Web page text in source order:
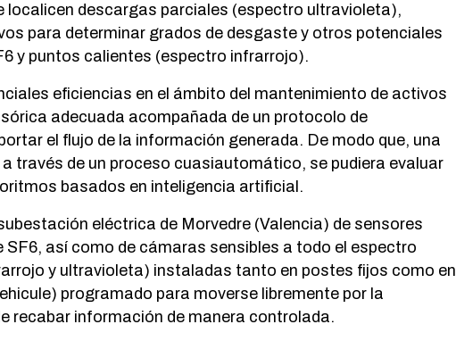
localicen descargas parciales (espectro ultravioleta),
para determinar grados de desgaste y otros potenciales
y puntos calientes (espectro infrarrojo).
eficiencias en el ámbito del mantenimiento de activos
adecuada acompañada de un protocolo de
el flujo de la información generada. De modo que, una
través de un proceso cuasiautomático, se pudiera evaluar
basados en inteligencia artificial.
eléctrica de Morvedre (Valencia) de sensores
así como de cámaras sensibles a todo el espectro
y ultravioleta) instaladas tanto en postes fijos como en
programado para moverse libremente por la
recabar información de manera controlada.